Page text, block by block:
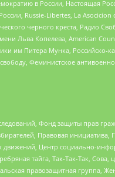
в России, Настоящая
Russie-Libertes, La
черного креста, Радио
Льва Копелева, American
им Питера Мунка, Российско-
Феминистское
Фонд защиты прав
Правовая инициатива,
движений, Центр социально-
тайга, Так-Так-Так, Сова,
правозащитная группа,